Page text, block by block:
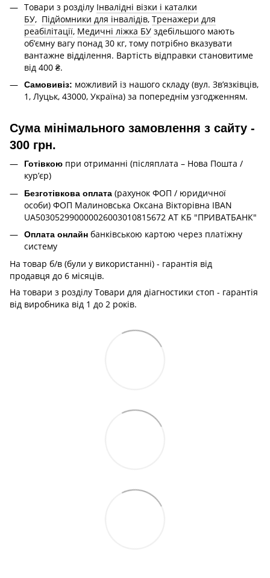
Товари з розділу Інвалідні візки і каталки
БУ, Підйомники для інвалідів, Тренажери для
реабілітації, Медичні ліжка БУ здебільшого мають
об’ємну вагу понад 30 кг, тому потрібно вказувати
вантажне відділення. Вартість відправки становитиме
від 400 ₴.
Самовивіз: можливий із нашого складу (вул. Зв’язківців,
1, Луцьк, 43000, Україна) за попереднім узгодженням.
Сума мінімального замовлення з сайту -
300 грн.
Готівкою при отриманні (післяплата – Нова Пошта /
кур’єр)
Безготівкова оплата (рахунок ФОП / юридичної
особи) ФОП Малиновська Оксана Вікторівна IBAN
UA503052990000026003010815672 АТ КБ "ПРИВАТБАНК"
Оплата онлайн банківською картою через платіжну
систему
На товар б/в (були у використанні) - гарантія від
продавця до 6 місяців.
На товари з розділу Товари для діагностики стоп - гарантія
від виробника від 1 до 2 років.